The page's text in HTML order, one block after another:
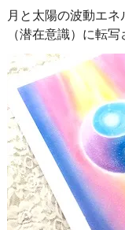
月と太陽の波動エ
（潜在意識）に転